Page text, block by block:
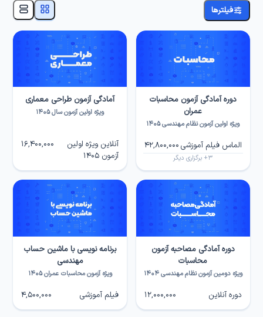
فیلترها
دوره آمادگی آزمون محاسبات
عمران
ویژه اولین آزمون نظام مهندسی ۱۴۰۵
الماس فیلم آموزشی 42,800,000
3+ برگزاری دیگر
آمادگی آزمون طراحی معماری
ویژه اولین آزمون سال ۱۴۰۵
آنلاین ویژه اولین
آزمون ۱۴۰۵
16,400,000
دوره آمادگی مصاحبه آزمون
محاسبات
ویژه دومین آزمون نظام مهندسی ۱۴۰۴
دوره آنلاین 12,000,000
برنامه نویسی با ماشین حساب
مهندسی
ویژه آزمون محاسبات عمران ۱۴۰۵
فیلم آموزشی 4,500,000